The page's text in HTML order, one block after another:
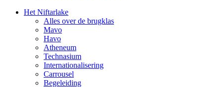
Het Niftarlake
Alles over de brugklas
Mavo
Havo
Atheneum
Technasium
Internationalisering
Carrousel
Begeleiding